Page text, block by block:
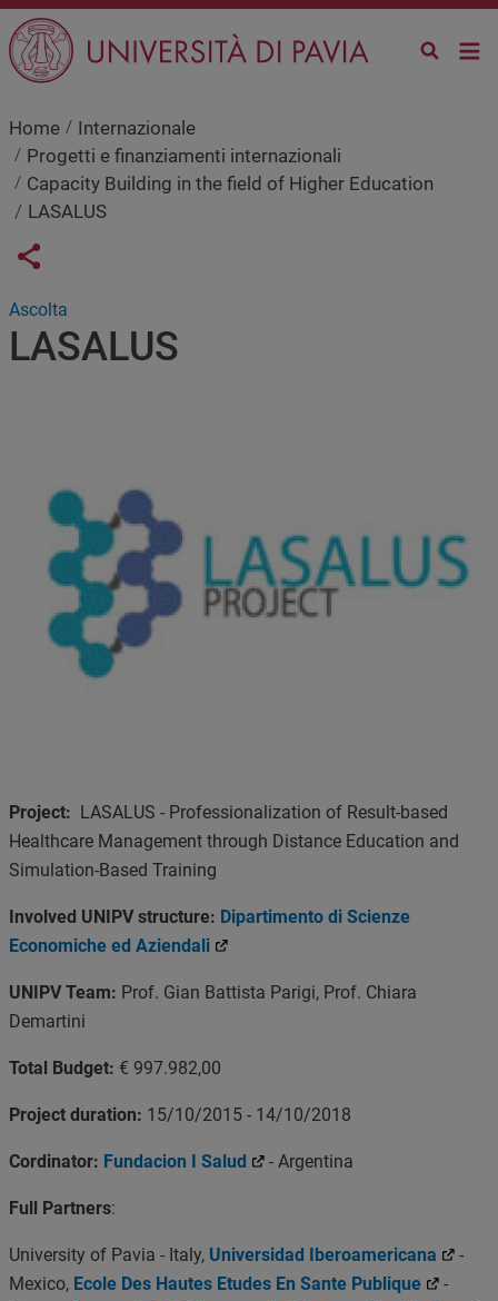
Salta al contenuto principale
Home
Internazionale
Progetti e finanziamenti internazionali
Capacity Building in the field of Higher Education
LASALUS
Links condivisione social
Share button
Ascolta
LASALUS
Project:
LASALUS - Professionalization of Result-based
Healthcare Management through Distance Education and
Simulation-Based Training
Involved UNIPV structure: Dipartimento di Scienze
Economiche ed Aziendali
UNIPV Team: Prof. Gian Battista Parigi, Prof. Chiara
Demartini
Total Budget: € 997.982,00
Project duration: 15/10/2015 - 14/10/2018
Cordinator: Fundacion I Salud - Argentina
Full Partners:
University of Pavia - Italy, Universidad Iberoamericana
-
Mexico, Ecole Des Hautes Etudes En Sante Publique
-